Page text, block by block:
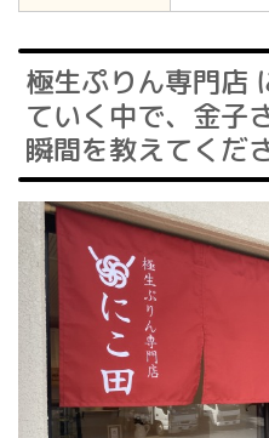
極生ぷりん専門店
ていく中で、金子
瞬間を教えてくだ